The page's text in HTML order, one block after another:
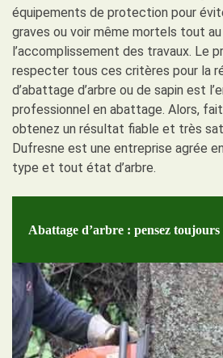
équipements de protection pour
graves ou voir même mortels tout
l’accomplissement des travaux. Le
respecter tous ces critères pour la
d’abattage d’arbre ou de sapin est
professionnel en abattage. Alors,
obtenez un résultat fiable et très
Dufresne est une entreprise agrée
type et tout état d’arbre.
Abattage d’arbre : pensez